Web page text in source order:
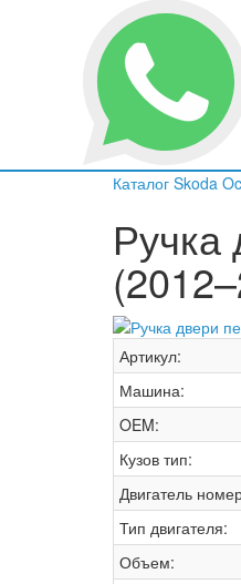
Каталог Skoda
Ручка
Артикул:
Машина:
OEM:
Кузов тип:
Двигатель
Тип двигателя:
Объем: